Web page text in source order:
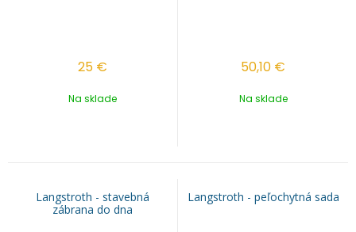
25 €
Na sklade
50,10 €
Na sklade
Langstroth - stavebná
zábrana do dna
Langstroth - peľochytná sada